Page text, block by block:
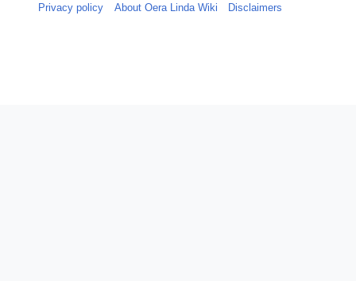
Privacy policy About Oera Linda Wiki Disclaimers